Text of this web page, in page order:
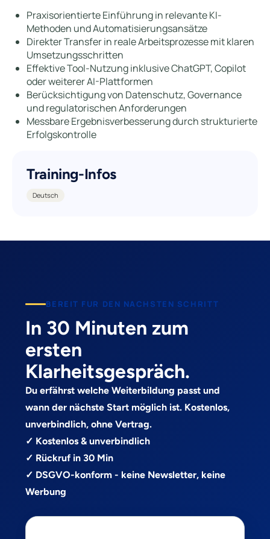
Praxisorientierte Einführung in relevante KI-
Methoden und Automatisierungsansätze
Direkter Transfer in reale Arbeitsprozesse mit klaren
Umsetzungsschritten
Effektive Tool-Nutzung inklusive ChatGPT, Copilot
oder weiterer AI-Plattformen
Berücksichtigung von Datenschutz, Governance
und regulatorischen Anforderungen
Messbare Ergebnisverbesserung durch strukturierte
Erfolgskontrolle
Training-Infos
Deutsch
BEREIT FUR DEN NACHSTEN SCHRITT
In 30 Minuten zum
ersten
Klarheitsgespräch.
Du erfährst welche Weiterbildung passt und
wann der nächste Start möglich ist. Kostenlos,
unverbindlich, ohne Vertrag.
✓ Kostenlos & unverbindlich
✓ Rückruf in 30 Min
✓ DSGVO-konform - keine Newsletter, keine
Werbung